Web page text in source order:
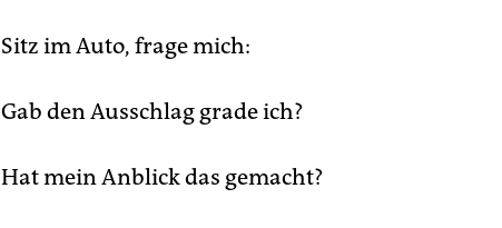
Sitz im Auto, frage mich:
Gab den Ausschlag grade ich?
Hat mein Anblick das gemacht?